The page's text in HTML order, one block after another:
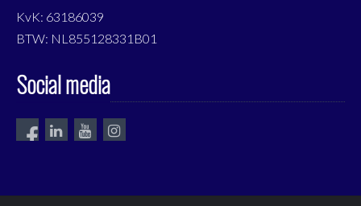
KvK: 63186039
BTW: NL855128331B01
Social media